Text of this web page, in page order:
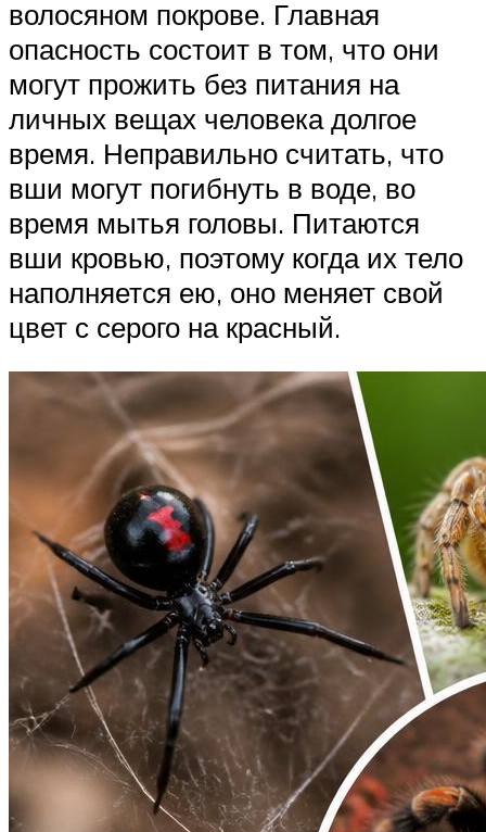
волосяном покрове. Главная
опасность состоит в том, что они
могут прожить без питания на
личных вещах человека долгое
время. Неправильно считать, что
вши могут погибнуть в воде, во
время мытья головы. Питаются
вши кровью, поэтому когда их тело
наполняется ею, оно меняет свой
цвет с серого на красный.